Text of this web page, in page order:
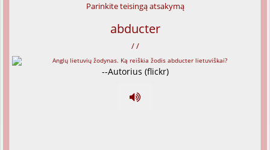
Parinkite teisingą atsakymą
abducter
/ /
--Autorius (flickr)